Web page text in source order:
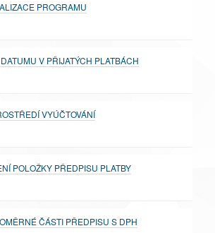
PROGRAMU
V PŘIJATÝCH PLATBÁCH
VYÚČTOVÁNÍ
POLOŽKY PŘEDPISU PLATBY
ČÁSTI PŘEDPISU S DPH